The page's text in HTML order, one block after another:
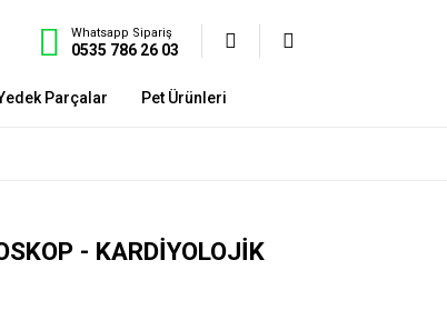
Whatsapp Sipariş
0535 786 26 03
Parçalar Pet Ürünleri
- KARDIYOLOJIK